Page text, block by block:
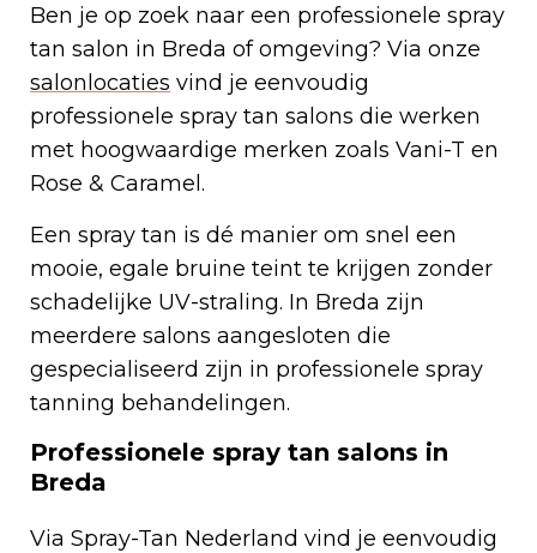
Ben je op zoek naar een professionele spray
tan salon in Breda of omgeving? Via onze
salonlocaties vind je eenvoudig
professionele spray tan salons die werken
met hoogwaardige merken zoals Vani-T en
Rose & Caramel.
Een spray tan is dé manier om snel een
mooie, egale bruine teint te krijgen zonder
schadelijke UV-straling. In Breda zijn
meerdere salons aangesloten die
gespecialiseerd zijn in professionele spray
tanning behandelingen.
Professionele spray tan salons in
Breda
Via Spray-Tan Nederland vind je eenvoudig